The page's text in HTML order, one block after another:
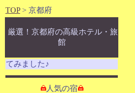
TOP> 京都府
厳選！京都府の高級ホテル・旅
館
ました♪
人気の宿